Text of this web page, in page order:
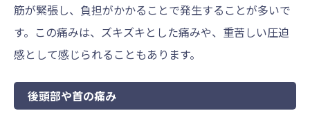
筋が緊張し、負担がかかることで発生することが多いで
す。この痛みは、ズキズキとした痛みや、重苦しい圧迫
感として感じられることもあります。
後頭部や首の痛み